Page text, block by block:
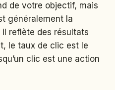
de votre objectif, mais
généralement la
reflète des résultats
le taux de clic est le
clic est une action